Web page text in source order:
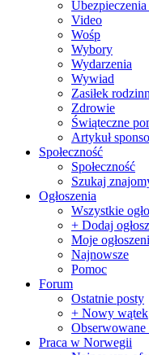
Video
Wośp
Wybory
Wydarzenia
Wywiad
Zasiłek
Zdrowie
Świąteczne
Artykuł
Społeczność
Społeczność
Szukaj
Ogłoszenia
Wszystkie
+ Dodaj
Moje
Najnowsze
Pomoc
Forum
Ostatnie posty
+ Nowy wątek
Praca w Norwegii